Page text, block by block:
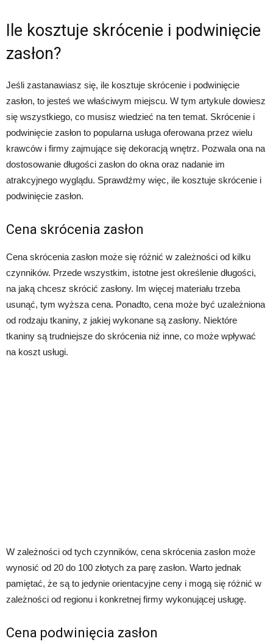
Ile kosztuje skrócenie i podwinięcie
zasłon?
Jeśli zastanawiasz się, ile kosztuje skrócenie i podwinięcie
zasłon, to jesteś we właściwym miejscu. W tym artykule dowiesz
się wszystkiego, co musisz wiedzieć na ten temat. Skrócenie i
podwinięcie zasłon to popularna usługa oferowana przez wielu
krawców i firmy zajmujące się dekoracją wnętrz. Pozwala ona na
dostosowanie długości zasłon do okna oraz nadanie im
atrakcyjnego wyglądu. Sprawdźmy więc, ile kosztuje skrócenie i
podwinięcie zasłon.
Cena skrócenia zasłon
Cena skrócenia zasłon może się różnić w zależności od kilku
czynników. Przede wszystkim, istotne jest określenie długości,
na jaką chcesz skrócić zasłony. Im więcej materiału trzeba
usunąć, tym wyższa cena. Ponadto, cena może być uzależniona
od rodzaju tkaniny, z jakiej wykonane są zasłony. Niektóre
tkaniny są trudniejsze do skrócenia niż inne, co może wpływać
na koszt usługi.
W zależności od tych czynników, cena skrócenia zasłon może
wynosić od 20 do 100 złotych za parę zasłon. Warto jednak
pamiętać, że są to jedynie orientacyjne ceny i mogą się różnić w
zależności od regionu i konkretnej firmy wykonującej usługę.
Cena podwinięcia zasłon